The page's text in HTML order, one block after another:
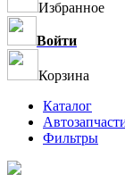
Избранное
Войти
Корзина
Каталог
Фильтры